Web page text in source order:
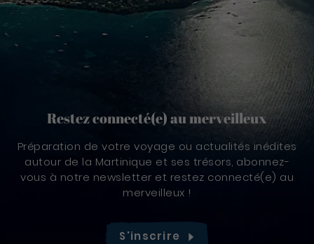
Restez connecté(e) au merveilleux
Préparation de votre voyage ou actualités inédites
autour de la Martinique et ses trésors, abonnez-
vous à notre newsletter et restez connecté(e) au
merveilleux !
S'inscrire